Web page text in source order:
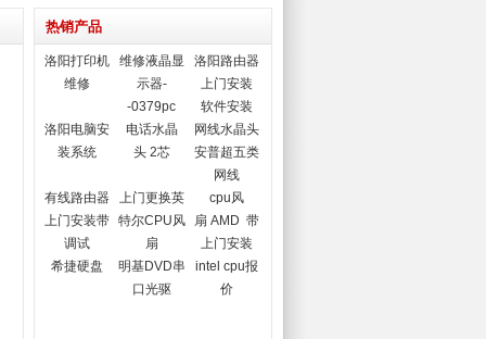
热销产品
洛阳打印机
维修
维修液晶显
示器-
-0379pc
洛阳路由器
上门安装
软件安装
洛阳电脑安
装系统
电话水晶
头 2芯
网线水晶头
安普超五类
网线
有线路由器
上门安装带
调试
上门更换英
特尔CPU风
扇
cpu风
扇 AMD 带
上门安装
希捷硬盘
明基DVD串
口光驱
intel cpu报
价